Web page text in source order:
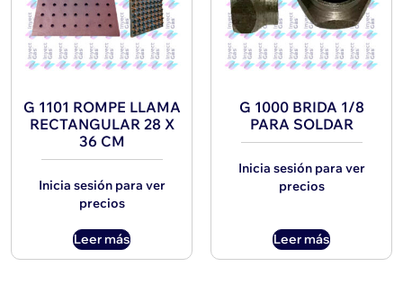
G 1101 ROMPE LLAMA
RECTANGULAR 28 X
36 CM
Inicia sesión para ver
precios
Leer más
G 1000 BRIDA 1/8
PARA SOLDAR
Inicia sesión para ver
precios
Leer más